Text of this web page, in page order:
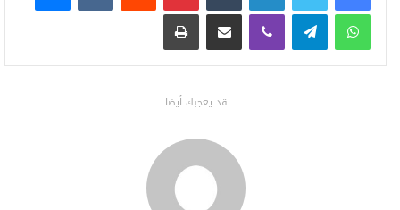
واتساب تيلقرام ڤايبر مشاركة عبر البريد طباعة
قد يعجبك أيضا